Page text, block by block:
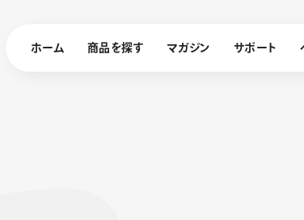
ホーム 商品を探す マガジン サポート